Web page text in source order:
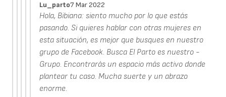
Lu_parto7 Mar 2022
Hola, Bibiana: siento mucho por lo que estás
pasando. Si quieres hablar con otras mujeres en
esta situación, es mejor que busques en nuestro
grupo de Facebook. Busca El Parto es nuestro -
Grupo. Encontrarás un espacio más activo donde
plantear tu caso. Mucha suerte y un abrazo
enorme.